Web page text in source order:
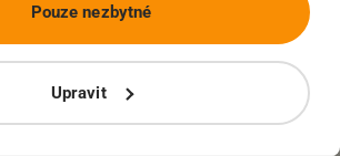
Upravit
Pouze nezbytné